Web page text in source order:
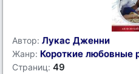
Автор: Лукас Дженни
Жанр: Короткие любовные
Страниц: 49